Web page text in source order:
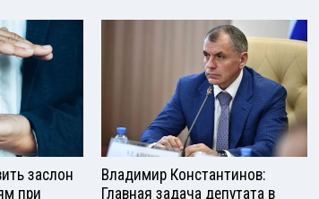
заслон
при
Владимир Константинов:
Главная задача депутата в